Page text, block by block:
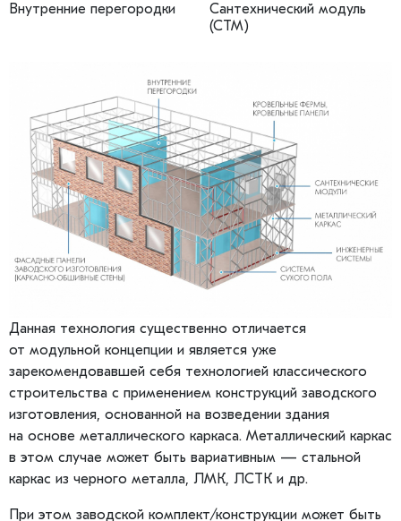
Внутренние перегородки
Сантехнический модуль
(СТМ)
Данная технология существенно отличается
от модульной концепции и является уже
зарекомендовавшей себя технологией классического
строительства с применением конструкций заводского
изготовления, основанной на возведении здания
на основе металлического каркаса. Металлический каркас
в этом случае может быть вариативным — стальной
каркас из черного металла, ЛМК, ЛСТК и др.
При этом заводской комплект/конструкции может быть